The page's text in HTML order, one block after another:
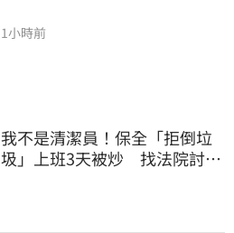
1小時前
我不是清潔員！保全「拒倒垃
圾」上班3天被炒 找法院討公